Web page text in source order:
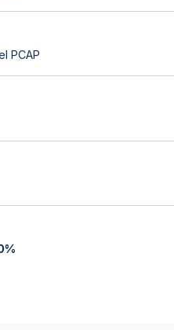
PCAP